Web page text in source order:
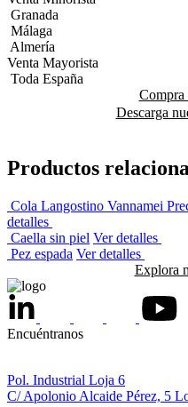
Granada
Málaga
Almería
Venta Mayorista
Toda España
Compra
Descarga
Productos
Cola Langostino Vannamei
detalles
Caella sin piel Ver detalles
Pez espada Ver detalles
Explora
Encuéntranos
Pol. Industrial Loja 6
C/ Apolonio Alcaide Pérez, 5